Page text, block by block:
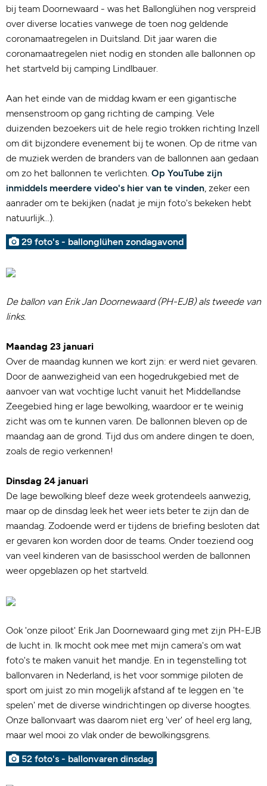
bij team Doornewaard - was het Ballonglühen nog verspreid
over diverse locaties vanwege de toen nog geldende
coronamaatregelen in Duitsland. Dit jaar waren die
coronamaatregelen niet nodig en stonden alle ballonnen op
het startveld bij camping Lindlbauer.
Aan het einde van de middag kwam er een gigantische
mensenstroom op gang richting de camping. Vele
duizenden bezoekers uit de hele regio trokken richting Inzell
om dit bijzondere evenement bij te wonen. Op de ritme van
de muziek werden de branders van de ballonnen aan gedaan
om zo het ballonnen te verlichten. Op YouTube zijn
inmiddels meerdere video's hier van te vinden, zeker een
aanrader om te bekijken (nadat je mijn foto's bekeken hebt
natuurlijk...).
29 foto's - ballonglühen zondagavond
De ballon van Erik Jan Doornewaard (PH-EJB) als tweede van
links.
Maandag 23 januari
Over de maandag kunnen we kort zijn: er werd niet gevaren.
Door de aanwezigheid van een hogedrukgebied met de
aanvoer van wat vochtige lucht vanuit het Middellandse
Zeegebied hing er lage bewolking, waardoor er te weinig
zicht was om te kunnen varen. De ballonnen bleven op de
maandag aan de grond. Tijd dus om andere dingen te doen,
zoals de regio verkennen!
Dinsdag 24 januari
De lage bewolking bleef deze week grotendeels aanwezig,
maar op de dinsdag leek het weer iets beter te zijn dan de
maandag. Zodoende werd er tijdens de briefing besloten dat
er gevaren kon worden door de teams. Onder toeziend oog
van veel kinderen van de basisschool werden de ballonnen
weer opgeblazen op het startveld.
Ook 'onze piloot' Erik Jan Doornewaard ging met zijn PH-EJB
de lucht in. Ik mocht ook mee met mijn camera's om wat
foto's te maken vanuit het mandje. En in tegenstelling tot
ballonvaren in Nederland, is het voor sommige piloten de
sport om juist zo min mogelijk afstand af te leggen en 'te
spelen' met de diverse windrichtingen op diverse hoogtes.
Onze ballonvaart was daarom niet erg 'ver' of heel erg lang,
maar wel mooi zo vlak onder de bewolkingsgrens.
52 foto's - ballonvaren dinsdag